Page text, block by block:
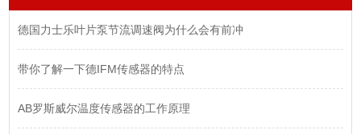
德国力士乐叶片泵节流调速阀为什么会有前冲
带你了解一下德IFM传感器的特点
AB罗斯威尔温度传感器的工作原理